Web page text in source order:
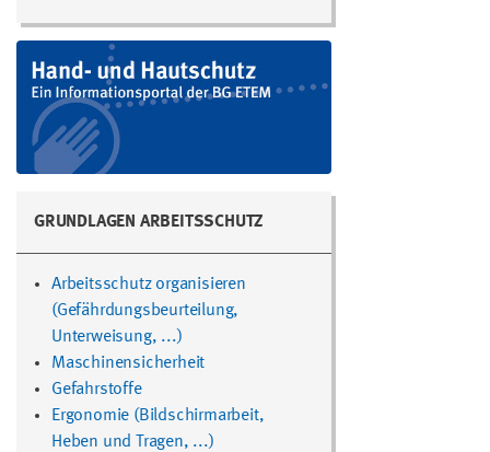
GRUNDLAGEN ARBEITSSCHUTZ
Arbeitsschutz organisieren
(Gefährdungsbeurteilung,
Unterweisung, ...)
Maschinensicherheit
Gefahrstoffe
Ergonomie (Bildschirmarbeit,
Heben und Tragen, ...)